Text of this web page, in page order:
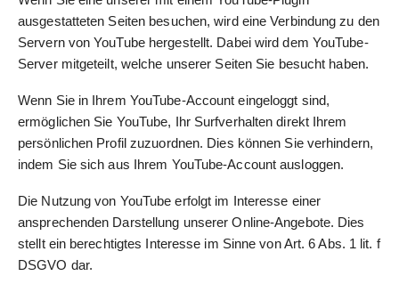
ausgestatteten Seiten besuchen, wird eine Verbindung zu den
Servern von YouTube hergestellt. Dabei wird dem YouTube-
Server mitgeteilt, welche unserer Seiten Sie besucht haben.
Wenn Sie in Ihrem YouTube-Account eingeloggt sind,
ermöglichen Sie YouTube, Ihr Surfverhalten direkt Ihrem
persönlichen Profil zuzuordnen. Dies können Sie verhindern,
indem Sie sich aus Ihrem YouTube-Account ausloggen.
Die Nutzung von YouTube erfolgt im Interesse einer
ansprechenden Darstellung unserer Online-Angebote. Dies
stellt ein berechtigtes Interesse im Sinne von Art. 6 Abs. 1 lit. f
DSGVO dar.